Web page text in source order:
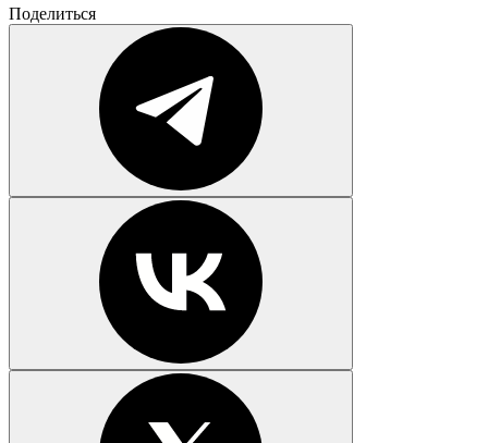
Поделиться